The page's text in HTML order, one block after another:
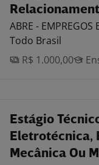
ABRE - EMPREGOS
Todo Brasil
R$ 1.000,00
Estágio
Eletrotécnica,
Mecânica Ou